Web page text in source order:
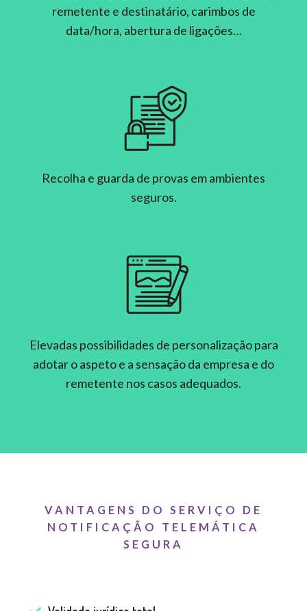
remetente e destinatário, carimbos de
data/hora, abertura de ligações…
Recolha e guarda de provas em ambientes
seguros.
Elevadas possibilidades de personalização para
adotar o aspeto e a sensação da empresa e do
remetente nos casos adequados.
VANTAGENS DO SERVIÇO DE
NOTIFICAÇÃO TELEMÁTICA
SEGURA